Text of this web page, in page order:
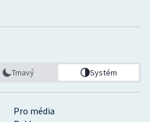
Pro média
Tmavý Systém